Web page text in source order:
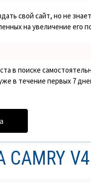
свой сайт, но не
на увеличение его
в поиске
в течение первых 7
CAMRY